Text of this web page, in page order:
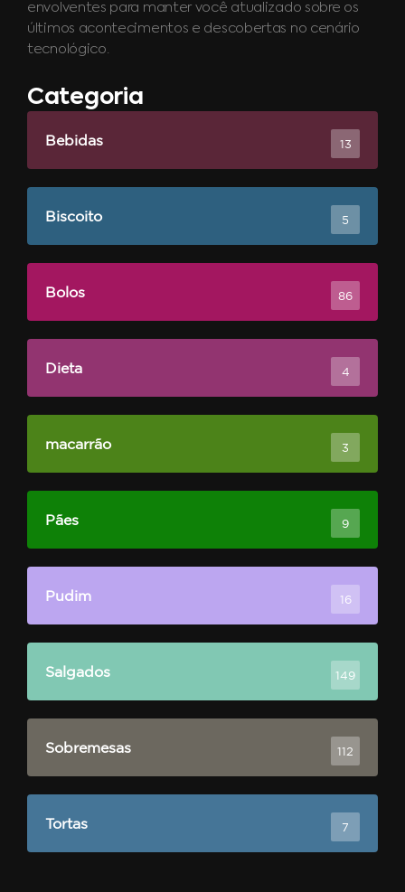
envolventes para manter você atualizado sobre os
últimos acontecimentos e descobertas no cenário
tecnológico.
Categoria
Bebidas 13
Biscoito 5
Bolos 86
Dieta 4
macarrão 3
Pães 9
Pudim 16
Salgados 149
Sobremesas 112
Tortas 7